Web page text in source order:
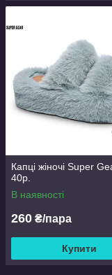
Капці жіночі Super
40р.
В наявності
260 ₴/пара
Купити